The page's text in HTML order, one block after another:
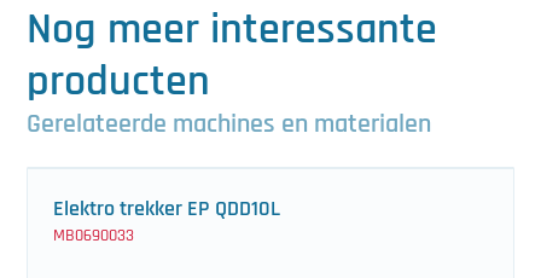
Nog meer interessante
producten
Gerelateerde machines en materialen
Elektro trekker EP QDD10L
MB0690033